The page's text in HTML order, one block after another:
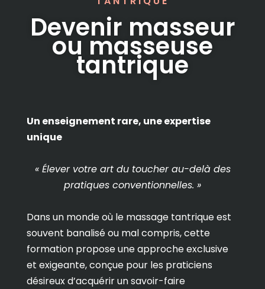
Devenir masseur
ou masseuse
tantrique
Un enseignement rare, une expertise
unique
« Élever votre art du toucher au-delà des
pratiques conventionnelles. »
Dans un monde où le massage tantrique est
souvent banalisé ou mal compris, cette
formation propose une approche exclusive
et exigeante, conçue pour les praticiens
désireux d’acquérir un savoir-faire